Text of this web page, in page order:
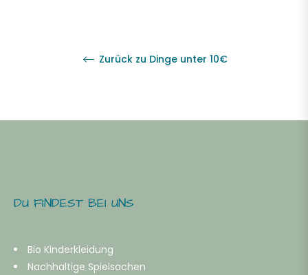
Zurück zu Dinge unter 10€
DU FINDEST BEI UNS
Bio Kinderkleidung
Nachhaltige Spielsachen